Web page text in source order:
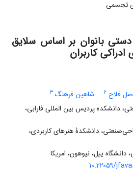
بانوان بر اساس سلایق
کاربران
فلاح 2 شاهین فرهنگ 3
دانشکده پردیس بین المللی فارابی،
دانشکدۀ هنرهای کاربردی،
دانشگاه ییل، نیوهون، امریکا
10.22059/